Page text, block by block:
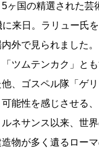
ヶ国の精選された
来日。ラリュー氏
外で見られました
ツムテンカク」と
、ゴスペル隊「ゲ
能性を感じさせる
ネサンス以来、世
物が多く遺るロー